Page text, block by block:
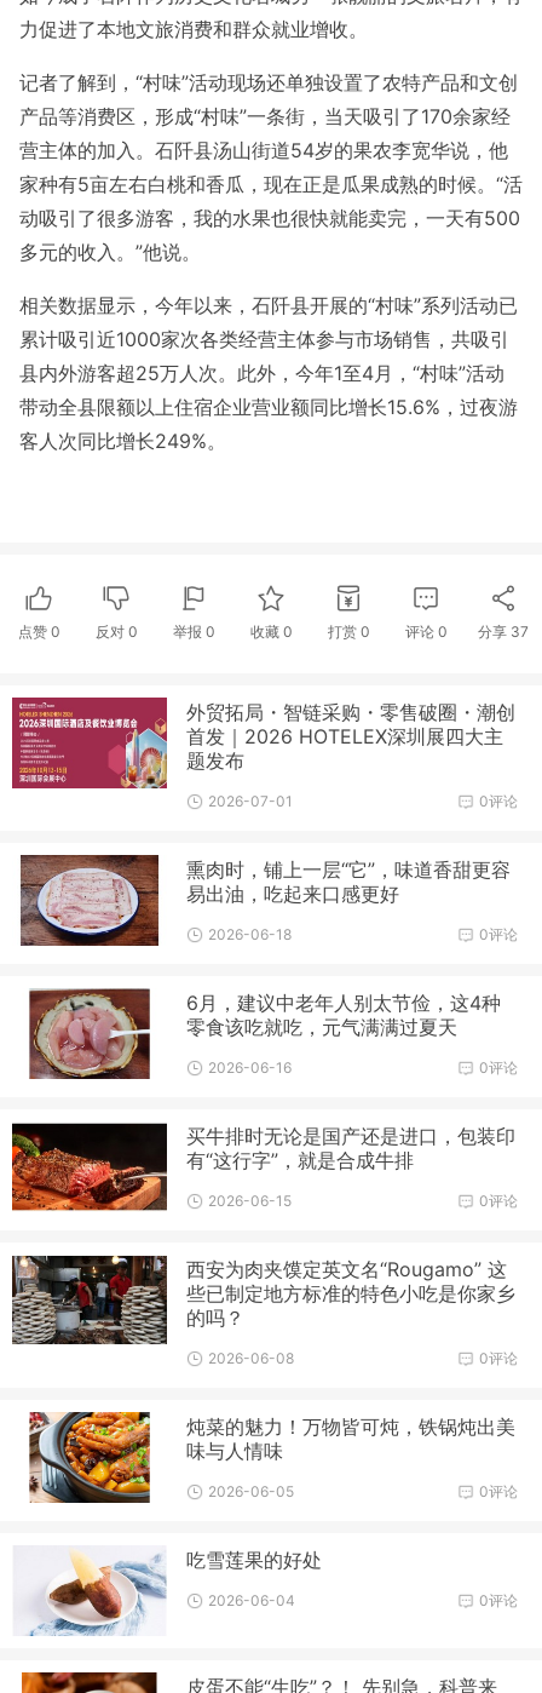
力促进了本地文旅消费和群众就业增收。
记者了解到，“村味”活动现场还单独设置了农特产品和文创
产品等消费区，形成“村味”一条街，当天吸引了170余家经
营主体的加入。石阡县汤山街道54岁的果农李宽华说，他
家种有5亩左右白桃和香瓜，现在正是瓜果成熟的时候。“活
动吸引了很多游客，我的水果也很快就能卖完，一天有500
多元的收入。”他说。
相关数据显示，今年以来，石阡县开展的“村味”系列活动已
累计吸引近1000家次各类经营主体参与市场销售，共吸引
县内外游客超25万人次。此外，今年1至4月，“村味”活动
带动全县限额以上住宿企业营业额同比增长15.6%，过夜游
客人次同比增长249%。
点赞 0 反对 0 举报 0 收藏 0 打赏 0 评论 0 分享 37
外贸拓局・智链采购・零售破圈・潮创
首发｜2026 HOTELEX深圳展四大主
题发布
0评论
2026-07-01
熏肉时，铺上一层“它”，味道香甜更容
易出油，吃起来口感更好
0评论
2026-06-18
6月，建议中老年人别太节俭，这4种
零食该吃就吃，元气满满过夏天
0评论
2026-06-16
买牛排时无论是国产还是进口，包装印
有“这行字”，就是合成牛排
0评论
2026-06-15
西安为肉夹馍定英文名“Rougamo” 这
些已制定地方标准的特色小吃是你家乡
的吗？
0评论
2026-06-08
炖菜的魅力！万物皆可炖，铁锅炖出美
味与人情味
0评论
2026-06-05
吃雪莲果的好处
0评论
2026-06-04
皮蛋不能“生吃”？！ 先别急，科普来